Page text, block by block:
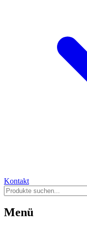
Kontakt
Menü